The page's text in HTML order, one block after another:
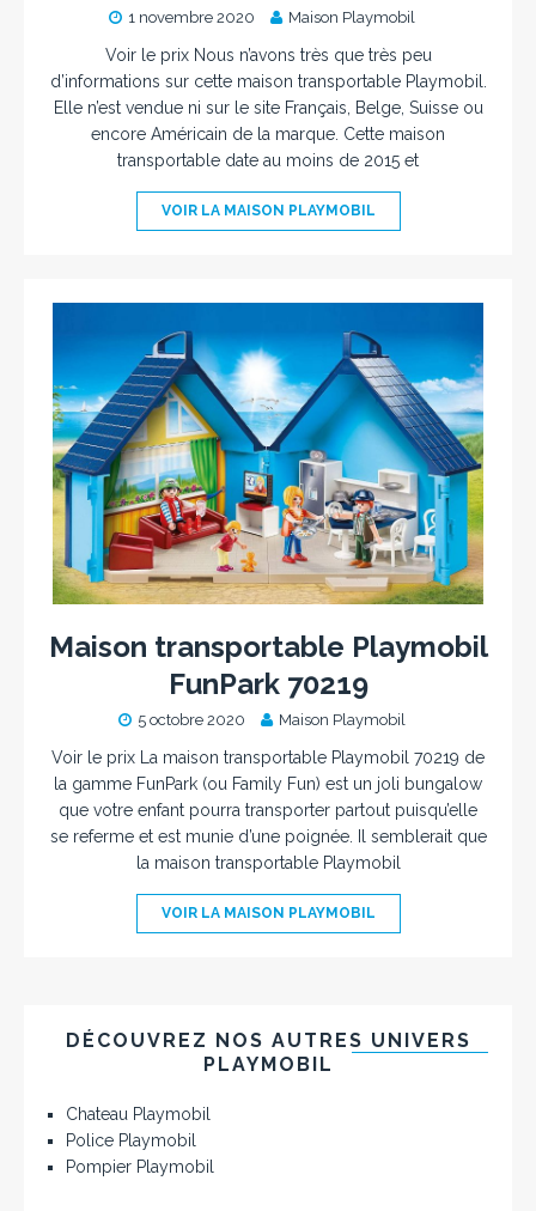
1 novembre 2020 Maison Playmobil
Voir le prix Nous n’avons très que très peu
d’informations sur cette maison transportable Playmobil.
Elle n’est vendue ni sur le site Français, Belge, Suisse ou
encore Américain de la marque. Cette maison
transportable date au moins de 2015 et
VOIR LA MAISON PLAYMOBIL
Maison transportable Playmobil
FunPark 70219
5 octobre 2020 Maison Playmobil
Voir le prix La maison transportable Playmobil 70219 de
la gamme FunPark (ou Family Fun) est un joli bungalow
que votre enfant pourra transporter partout puisqu’elle
se referme et est munie d’une poignée. Il semblerait que
la maison transportable Playmobil
VOIR LA MAISON PLAYMOBIL
DÉCOUVREZ NOS AUTRES UNIVERS
PLAYMOBIL
Chateau Playmobil
Police Playmobil
Pompier Playmobil